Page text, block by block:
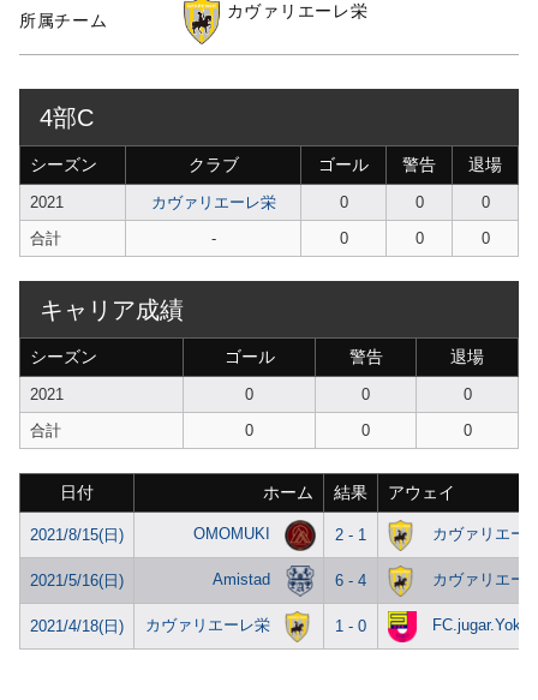
所属チーム カヴァリエーレ栄
4部C
シーズン クラブ ゴール 警告 退場
2021 カヴァリエーレ栄 0 0
0
合計
- 0 0 0
キャリア成績
シーズン ゴール 警告 退場
2021 0 0
0
合計
0 0 0
日付 ホーム 結果 アウェイ
2021/8/15(日) OMOMUKI 2 - 1 カヴァリエー
2021/5/16(日) Amistad 6 - 4 カヴァリエー
2021/4/18(日) カヴァリエーレ栄 1 - 0